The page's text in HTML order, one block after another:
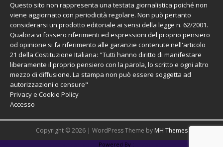
Questo sito non rappresenta una testata giornalistica poiché non
viene aggiornato con periodicità regolare. Non può pertanto
considerarsi un prodotto editoriale ai sensi della legge n. 62/2001.
Qualora vi fossero riferimenti ed espressioni del proprio pensiero
od opinione si fa riferimento alle garanzie contenute nell'articolo
21 della Costituzione Italiana: "Tutti hanno diritto di manifestare
liberamente il proprio pensiero con la parola, lo scritto e ogni altro
mezzo di diffusione. La stampa non può essere soggetta ad
autorizzazioni o censure"
Privacy e Cookie Policy
Accesso
Copyright © 2026 | WordPress Theme by MH Themes
Powered By :